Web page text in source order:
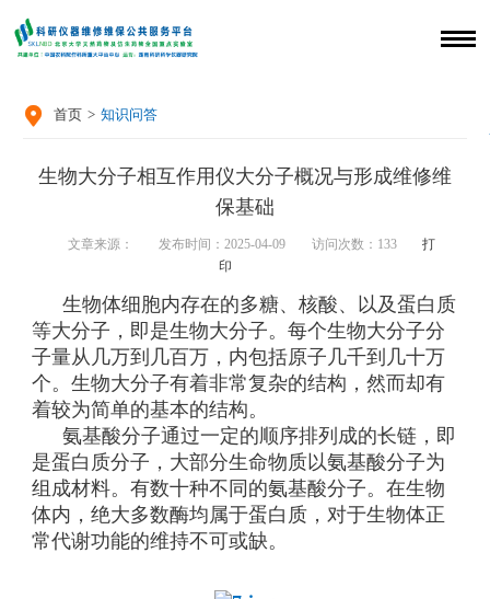
 首页 > 知识问答
生物大分子相互作用仪大分子概况与形成维修维
保基础
文章来源： 发布时间：2025-04-09 访问次数： 133
打
印
生物体细胞内存在的多糖、核酸、以及蛋白质
等大分子，即是生物大分子。每个生物大分子分
子量从几万到几百万，内包括原子几千到几十万
个。生物大分子有着非常复杂的结构，然而却有
着较为简单的基本的结构。
氨基酸分子通过一定的顺序排列成的长链，即
是蛋白质分子，大部分生命物质以氨基酸分子为
组成材料。有数十种不同的氨基酸分子。在生物
体内，绝大多数酶均属于蛋白质，对于生物体正
常代谢功能的维持不可或缺。